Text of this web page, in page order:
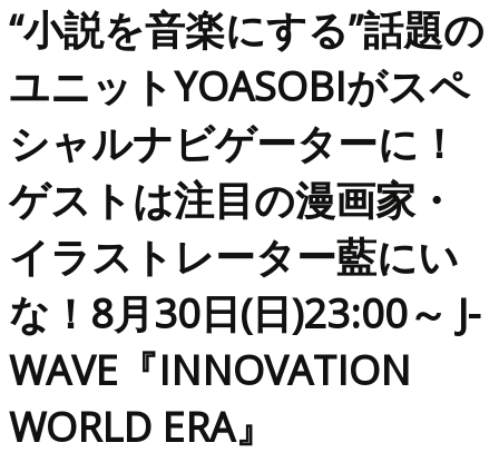
“小説を音楽にする”話題の
ユニットYOASOBIがスペ
シャルナビゲーターに！
ゲストは注目の漫画家・
イラストレーター藍にい
な！8月30日(日)23:00～ J-
WAVE『INNOVATION
WORLD ERA』